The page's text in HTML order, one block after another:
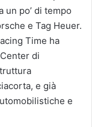
un po’ di tempo
e Tag Heuer.
Time ha
di
e già
e